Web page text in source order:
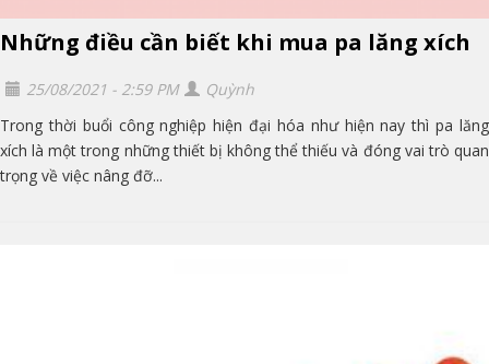
Những điều cần biết khi mua pa lăng xích
25/08/2021 - 2:59 PM
Quỳnh
Trong thời buổi công nghiệp hiện đại hóa như hiện nay thì pa lăng
xích là một trong những thiết bị không thể thiếu và đóng vai trò quan
trọng về việc nâng đỡ...